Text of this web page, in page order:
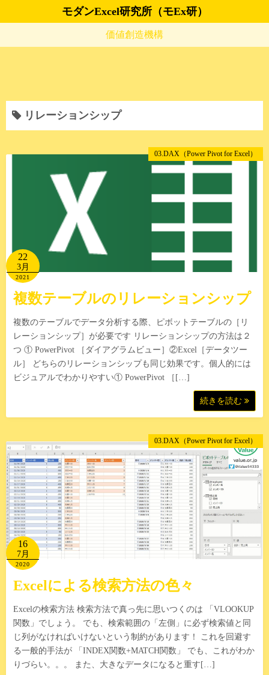
ン
ス
ッ
モダンExcel研究所（モEx研）
価値創造機構
リレーションシップ
03.DAX（Power Pivot for Excel）
22
3月
2021
複数テーブルのリレーションシップ
複数のテーブルでデータ分析する際、ピボットテーブルの［リ
レーションシップ］が必要です リレーションシップの方法は２
つ ① PowerPivot ［ダイアグラムビュー］②Excel［データツー
ル］ どちらのリレーションシップも同じ効果です。個人的には
ビジュアルでわかりやすい① PowerPivot ［[…]
続きを読む
03.DAX（Power Pivot for Excel）
16
7月
2020
Excelによる検索方法の色々
Excelの検索方法 検索方法で真っ先に思いつくのは 「VLOOKUP
関数」でしょう。 でも、検索範囲の「左側」に必ず検索値と同
じ列がなければいけないという制約があります！ これを回避す
る一般的手法が 「INDEX関数+MATCH関数」 でも、これがわか
りづらい。。。 また、大きなデータになると重す[…]